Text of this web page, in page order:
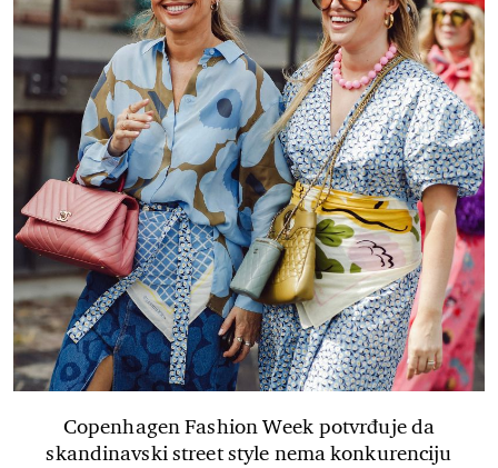
Copenhagen Fashion Week potvrđuje da
skandinavski street style nema konkurenciju